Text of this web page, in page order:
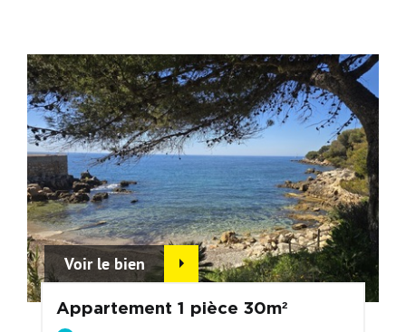
Voir le bien
Appartement 1 pièce 30m²